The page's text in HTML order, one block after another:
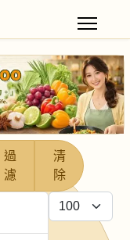
過
濾
清
除
每頁顯示條數